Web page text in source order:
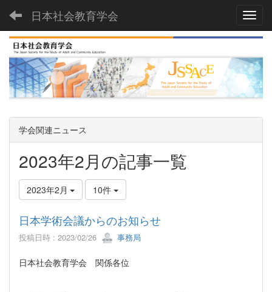
日本社会教育学会
学会関連ニュース
2023年2月の記事一覧
2023年2月 10件
日本学術会議からのお知らせ
投稿日時 : 2023/02/26 事務局
日本社会教育学会 関係各位